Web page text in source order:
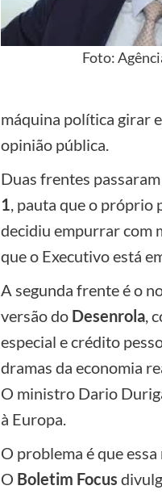
Foto:
máquina política girar
opinião pública.
Duas frentes
1, pauta que o próprio
decidiu empurrar com
que o Executivo está
A segunda frente é o
versão do Desenrola,
especial e crédito
dramas da economia
O ministro Dario
à Europa.
O problema é que
O Boletim Focus